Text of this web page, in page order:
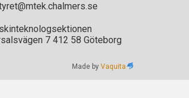
7 412 58 Göteborg
Made byVaquita